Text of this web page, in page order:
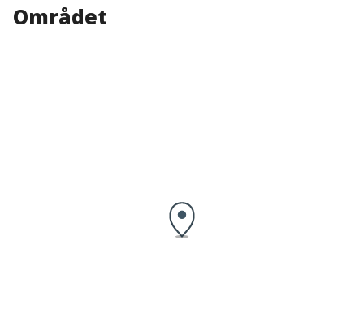
Området